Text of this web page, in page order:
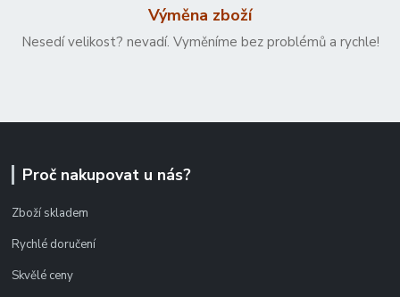
Výměna zboží
Nesedí velikost? nevadí. Vyměníme bez problémů a rychle!
Proč nakupovat u nás?
Zboží skladem
Rychlé doručení
Skvělé ceny